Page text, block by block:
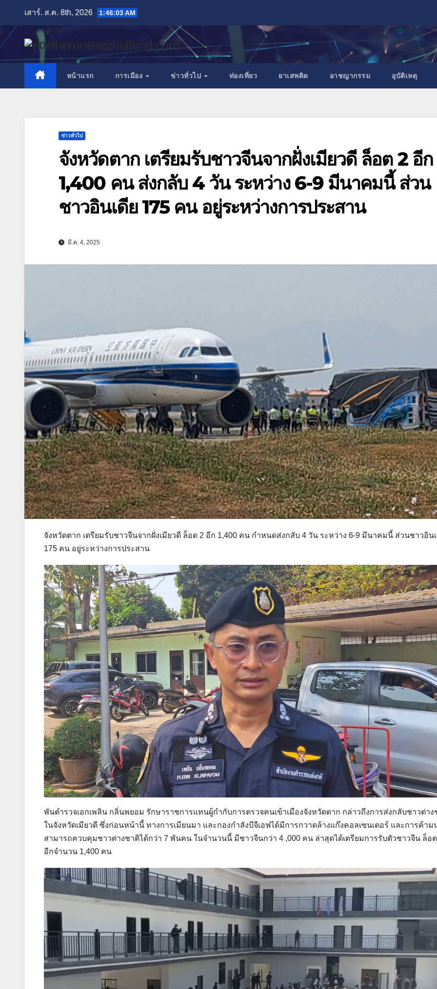
content
เสาร์. ส.ค. 8th, 2026 1:46:06 AM
หน้าแรก การเมือง ข่าวทั่วไป ท่องเที่ยว ยาเสพติด อาชญากรรม อุบัติเหตุ
ข่าวทั่วไป
จังหวัดตาก เตรียมรับชาวจีนจากฝั่งเมียวดี ล็อต 2 อีก
1,400 คน ส่งกลับ 4 วัน ระหว่าง 6-9 มีนาคมนี้ ส่วน
ชาวอินเดีย 175 คน อยู่ระหว่างการประสาน
มี.ค. 4, 2025
จังหวัดตาก เตรียมรับชาวจีนจากฝั่งเมียวดี ล็อต 2 อีก 1,400 คน กำหนดส่งกลับ 4 วัน ระหว่าง 6-9 มีนาคมนี้ ส่วนชาวอิน
175 คน อยู่ระหว่างการประสาน
พันตำรวจเอกเพลิน กลิ่นพยอม รักษาราชการแทนผู้กำกับการตรวจคนเข้าเมืองจังหวัดตาก กล่าวถึงการส่งกลับชาวต่าง
ในจังหวัดเมียวดี ซึ่งก่อนหน้านี้ ทางการเมียนมา และกองกำลังบีจีเอฟได้มีการกวาดล้างแก๊งคอลเซนเตอร์ และการค้าม
สามารถควบคุมชาวต่างชาติได้กว่า 7 พันคน ในจำนวนนี้ มีชาวจีนกว่า 4 ,000 คน ล่าสุดได้เตรียมการรับตัวชาวจีน ล็อ
อีกจำนวน 1,400 คน